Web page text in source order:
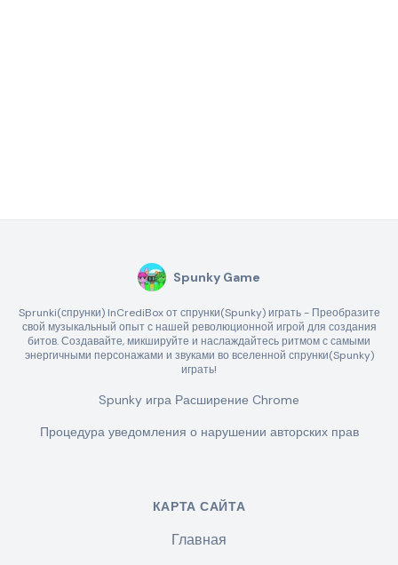
Spunky Game
Sprunki(спрунки) InCrediBox от спрунки(Spunky) играть - Преобразите
свой музыкальный опыт с нашей революционной игрой для создания
битов. Создавайте, микшируйте и наслаждайтесь ритмом с самыми
энергичными персонажами и звуками во вселенной спрунки(Spunky)
играть!
Spunky игра Расширение Chrome
Процедура уведомления о нарушении авторских прав
КАРТА САЙТА
Главная